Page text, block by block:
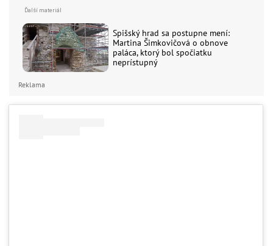
Spišský hrad sa postupne mení:
Martina Šimkovičová o obnove
paláca, ktorý bol spočiatku
neprístupný
Reklama